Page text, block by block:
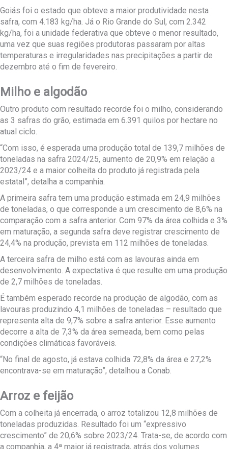
Goiás foi o estado que obteve a maior produtividade nesta
safra, com 4.183 kg/ha. Já o Rio Grande do Sul, com 2.342
kg/ha, foi a unidade federativa que obteve o menor resultado,
uma vez que suas regiões produtoras passaram por altas
temperaturas e irregularidades nas precipitações a partir de
dezembro até o fim de fevereiro.
Milho e algodão
Outro produto com resultado recorde foi o milho, considerando
as 3 safras do grão, estimada em 6.391 quilos por hectare no
atual ciclo.
“Com isso, é esperada uma produção total de 139,7 milhões de
toneladas na safra 2024/25, aumento de 20,9% em relação a
2023/24 e a maior colheita do produto já registrada pela
estatal”, detalha a companhia.
A primeira safra tem uma produção estimada em 24,9 milhões
de toneladas, o que corresponde a um crescimento de 8,6% na
comparação com a safra anterior. Com 97% da área colhida e 3%
em maturação, a segunda safra deve registrar crescimento de
24,4% na produção, prevista em 112 milhões de toneladas.
A terceira safra de milho está com as lavouras ainda em
desenvolvimento. A expectativa é que resulte em uma produção
de 2,7 milhões de toneladas.
É também esperado recorde na produção de algodão, com as
lavouras produzindo 4,1 milhões de toneladas – resultado que
representa alta de 9,7% sobre a safra anterior. Esse aumento
decorre a alta de 7,3% da área semeada, bem como pelas
condições climáticas favoráveis.
“No final de agosto, já estava colhida 72,8% da área e 27,2%
encontrava-se em maturação”, detalhou a Conab.
Arroz e feijão
Com a colheita já encerrada, o arroz totalizou 12,8 milhões de
toneladas produzidas. Resultado foi um “expressivo
crescimento” de 20,6% sobre 2023/24. Trata-se, de acordo com
a companhia, a 4ª maior já registrada, atrás dos volumes